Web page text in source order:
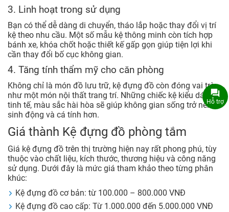
3. Linh hoạt trong sử dụng
Bạn có thể dễ dàng di chuyển, tháo lắp hoặc thay đổi vị trí
kệ theo nhu cầu. Một số mẫu kệ thông minh còn tích hợp
bánh xe, khóa chốt hoặc thiết kế gấp gọn giúp tiện lợi khi
cần thay đổi bố cục không gian.
4. Tăng tính thẩm mỹ cho căn phòng
Không chỉ là món đồ lưu trữ, kệ đựng đồ còn đóng vai trò
như một món nội thất trang trí. Những chiếc kệ kiểu dáng
tinh tế, màu sắc hài hòa sẽ giúp không gian sống trở nên
sinh động và cá tính hơn.
Giá thành Kệ đựng đồ phòng tắm
Giá kệ đựng đồ trên thị trường hiện nay rất phong phú, tùy
thuộc vào chất liệu, kích thước, thương hiệu và công năng
sử dụng. Dưới đây là mức giá tham khảo theo từng phân
khúc:
Kệ đựng đồ cơ bản: từ 100.000 – 800.000 VNĐ
Kệ đựng đồ cao cấp: Từ 1.000.000 đến 5.000.000 VNĐ
Hỗ trợ